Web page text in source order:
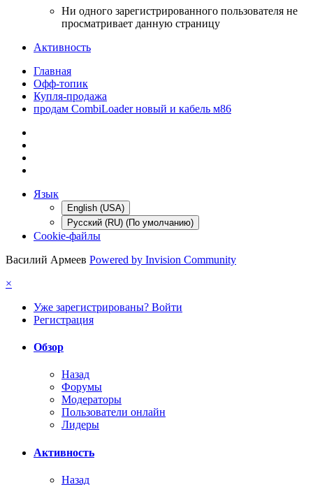
Ни одного зарегистрированного пользователя не
просматривает данную страницу
Активность
Главная
Офф-топик
Купля-продажа
продам CombiLoader новый и кабель м86
Язык
English (USA)
Русский (RU) (По умолчанию)
Cookie-файлы
Василий Армеев Powered by Invision Community
×
Уже зарегистрированы? Войти
Регистрация
Обзор
Назад
Форумы
Модераторы
Пользователи онлайн
Лидеры
Активность
Назад